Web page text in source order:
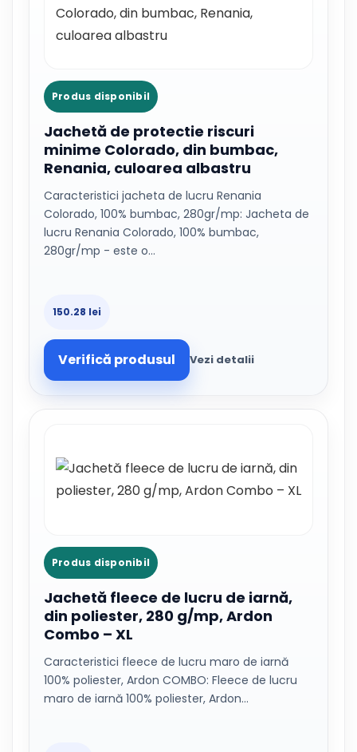
Produs disponibil
Jachetă de protectie riscuri
minime Colorado, din bumbac,
Renania, culoarea albastru
Caracteristici jacheta de lucru Renania
Colorado, 100% bumbac, 280gr/mp: Jacheta de
lucru Renania Colorado, 100% bumbac,
280gr/mp - este o…
150.28 lei
Verifică produsul Vezi detalii
Produs disponibil
Jachetă fleece de lucru de iarnă,
din poliester, 280 g/mp, Ardon
Combo – XL
Caracteristici fleece de lucru maro de iarnă
100% poliester, Ardon COMBO: Fleece de lucru
maro de iarnă 100% poliester, Ardon…